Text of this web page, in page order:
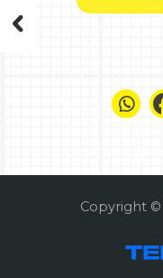
Copyright ©